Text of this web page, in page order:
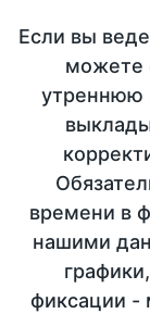
Если вы
можете
утреннюю
времени в
нашими
фиксации -